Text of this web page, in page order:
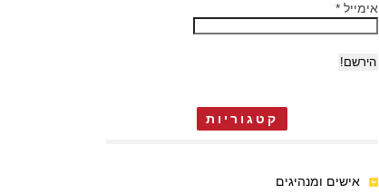
אימייל *
קטגוריות
אישים ומנהיגים